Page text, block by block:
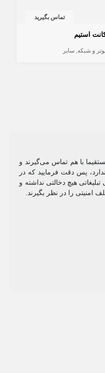
تماس بگیرید
استیم
و شبکه سایر
با هم تماس می‌گیرند و
پس دقت فرمایید که در
هیچ دخالتی نداشته و
امنیتی را در نظر بگیرند.